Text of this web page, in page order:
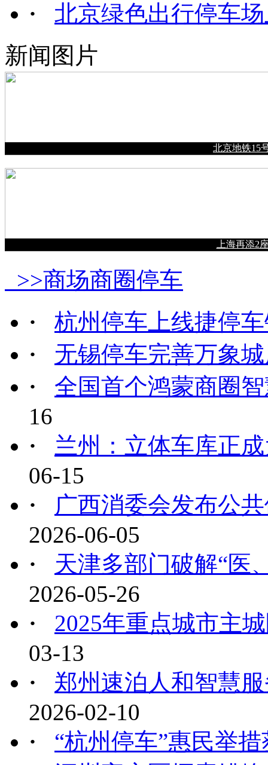
·
北京绿色出行停车
新闻图片
北京地铁15
上海再添2
>>商场商圈停车
·
杭州停车上线捷停
·
无锡停车完善万象
·
全国首个鸿蒙商圈
16
·
兰州：立体车库正
06-15
·
广西消委会发布公
2026-06-05
·
天津多部门破解“医
2026-05-26
·
2025年重点城市主
03-13
·
郑州速泊人和智慧
2026-02-10
·
“杭州停车”惠民举